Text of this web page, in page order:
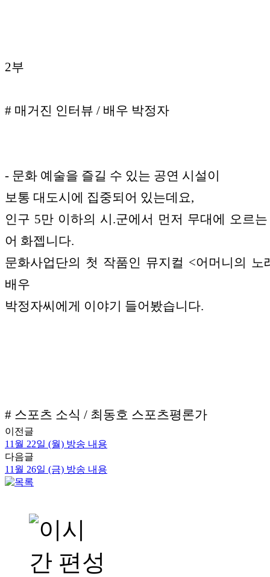
2부
# 매거진 인터뷰 / 배우 박정자
- 문화 예술을 즐길 수 있는 공연 시설이
보통 대도시에 집중되어 있는데요,
인구 5만 이하의 시.군에서 먼저 무대에 오르
어 화젭니다.
문화사업단의 첫 작품인 뮤지컬 <어머니의 노
배우
박정자씨에게 이야기 들어봤습니다.
# 스포츠 소식 / 최동호 스포츠평론가
이전글
11월 22일 (월) 방송 내용
다음글
11월 26일 (금) 방송 내용